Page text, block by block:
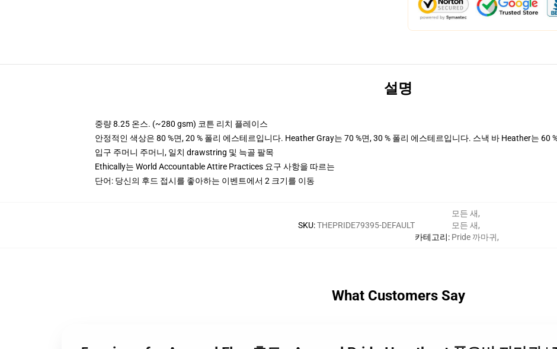
설명
중량 8.25 온스. (~280 gsm) 코튼 리치 플레이스
안정적인 색상은 80 %면, 20 % 폴리 에스테르입니다. Heather Gray는 70 %면, 30 % 폴리 에스테르입니다. 스낵 바 Heather는 60
입구 주머니 주머니, 일치 drawstring 및 늑골 팔목
Ethically는 World Accountable Attire Practices 요구 사항을 따르는
단어: 당신의 후드 접시를 좋아하는 이벤트에서 2 크기를 이동
SKU:THEPRIDE79395-DEFAULT
카테고리:
모든 새,
모든 새,
Pride 까마귀,
What Customers Say